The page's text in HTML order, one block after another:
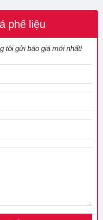
phế liệu
tôi gửi báo giá mới nhất!